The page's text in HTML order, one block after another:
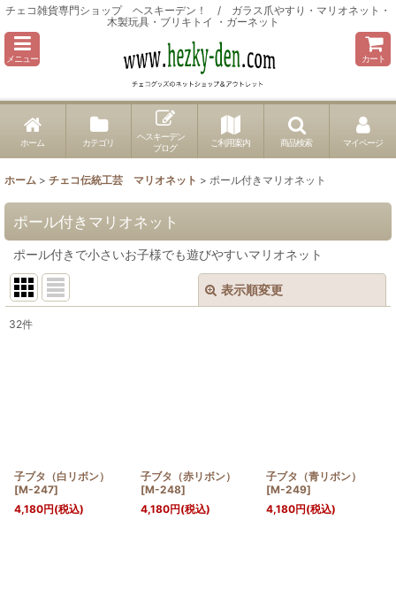
チェコ雑貨専門ショップ ヘスキーデン！ / ガラス爪やすり・マリオネット・
木製玩具・ブリキトイ ・ガーネット
メニュー カート
ホーム カテゴリ
ヘスキーデン
ブログ
ご利用案内 商品検索 マイページ
ホーム > チェコ伝統工芸 マリオネット > ポール付きマリオネット
ポール付きマリオネット
ポール付きで小さいお子様でも遊びやすいマリオネット
表示順変更
32件
子ブタ（白リボン）
[M-247]
4,180円(税込)
子ブタ（赤リボン）
[M-248]
4,180円(税込)
子ブタ（青リボン）
[M-249]
4,180円(税込)